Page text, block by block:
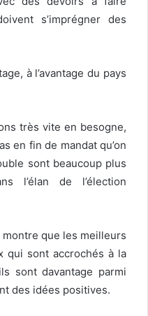
s’imprégner des
à l’avantage du pays
très vite en besogne,
en fin de mandat qu’on
sont beaucoup plus
l’élan de l’élection
montre que les meilleurs
qui sont accrochés à la
sont davantage parmi
des idées positives.